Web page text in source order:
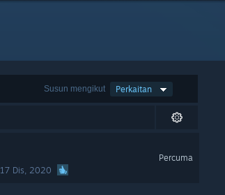
Susun mengikut Perkaitan
17 Dis, 2020
Percuma